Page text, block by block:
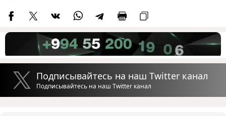
Подписывайтесь на наш Twitter канал
Подписывайтесь на наш Twitter канал